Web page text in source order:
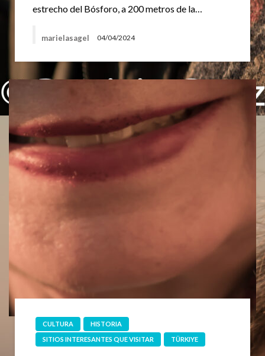
estrecho del Bósforo, a 200 metros de la…
marielasagel 04/04/2024
CULTURA
HISTORIA
SITIOS INTERESANTES QUE VISITAR
TÜRKIYE